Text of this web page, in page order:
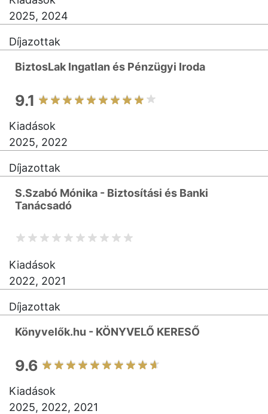
2025, 2024
Díjazottak
BiztosLak Ingatlan és Pénzügyi Iroda
9.1
Kiadások
2025, 2022
Díjazottak
S.Szabó Mónika - Biztosítási és Banki
Tanácsadó
Kiadások
2022, 2021
Díjazottak
Könyvelők.hu - KÖNYVELŐ KERESŐ
9.6
Kiadások
2025, 2022, 2021